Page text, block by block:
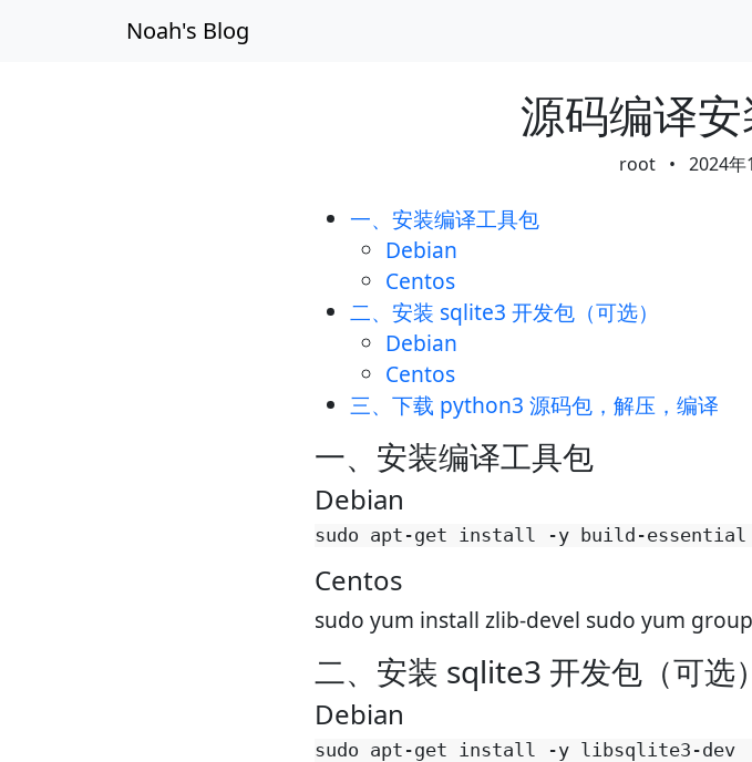
Noah's Blog
源码编译
root • 2024年
一、安装编译工具包
Debian
Centos
二、安装 sqlite3 开发包（可选）
Debian
Centos
三、下载 python3 源码包，解压，编译
一、安装编译工具包
Debian
Centos
sudo yum install zlib-devel sudo yum
二、安装 sqlite3 开发包（可选）
Debian